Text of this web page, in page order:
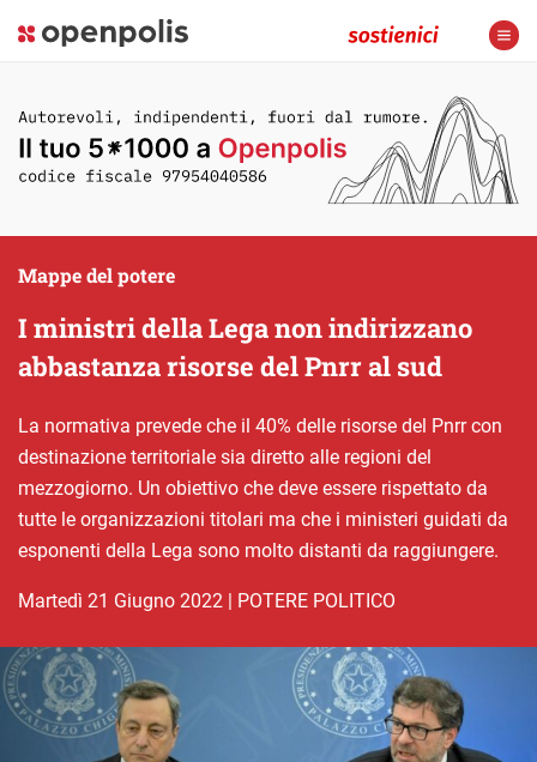
I ministri della Lega non indirizzano
abbastanza risorse del Pnrr al sud
Mappe del potere
La normativa prevede che il 40% delle risorse del Pnrr con
destinazione territoriale sia diretto alle regioni del
mezzogiorno. Un obiettivo che deve essere rispettato da
tutte le organizzazioni titolari ma che i ministeri guidati da
esponenti della Lega sono molto distanti da raggiungere.
martedì 21 Giugno 2022 | POTERE POLITICO